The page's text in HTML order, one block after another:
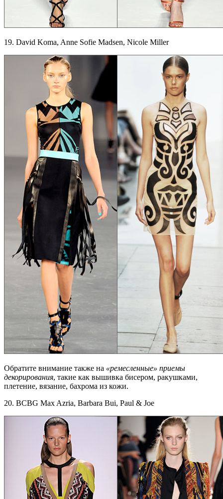
19. David Koma, Anne Sofie Madsen, Nicole Miller
Обратите внимание также на «ремесленные» приемы
декорирования, такие как вышивка бисером, ракушками,
плетение, вязание, бахрома из кожи.
20. BCBG Max Azria, Barbara Bui, Paul & Joe